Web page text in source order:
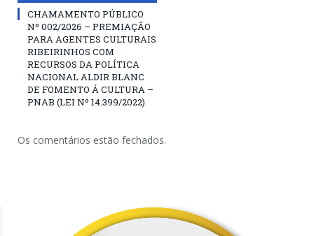
CHAMAMENTO PÚBLICO
Nº 002/2026 – PREMIAÇÃO
PARA AGENTES CULTURAIS
RIBEIRINHOS COM
RECURSOS DA POLÍTICA
NACIONAL ALDIR BLANC
DE FOMENTO Á CULTURA –
PNAB (LEI Nº 14.399/2022)
Os comentários estão fechados.